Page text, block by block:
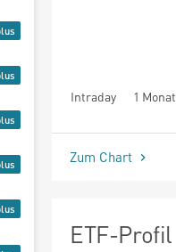
Intraday 1 Monat
seit Beginn
Zum Chart
ETF-Profil